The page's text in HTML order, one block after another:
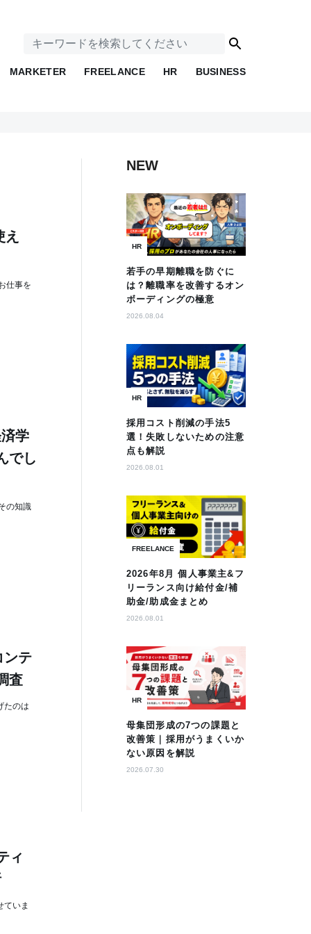
MARKETER FREELANCE HR BUSINESS
仕事を
学
でし
の知識
テ
査
たのは
ィ
ていま
NEW
HR
若手の早期離職を防ぐに
は？離職率を改善するオン
ボーディングの極意
2026.08.04
HR
採用コスト削減の手法5
選！失敗しないための注意
点も解説
2026.08.01
FREELANCE
2026年8月 個人事業主&フ
リーランス向け給付金/補
助金/助成金まとめ
2026.08.01
HR
母集団形成の7つの課題と
改善策｜採用がうまくいか
ない原因を解説
2026.07.30